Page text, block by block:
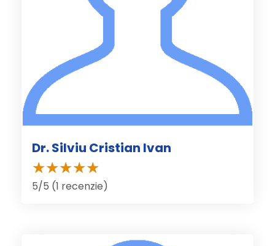
Dr. Silviu Cristian Ivan
5/5 (1 recenzie)